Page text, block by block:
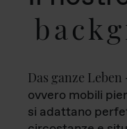
Das ganze Leben
ovvero mobili
si adattano